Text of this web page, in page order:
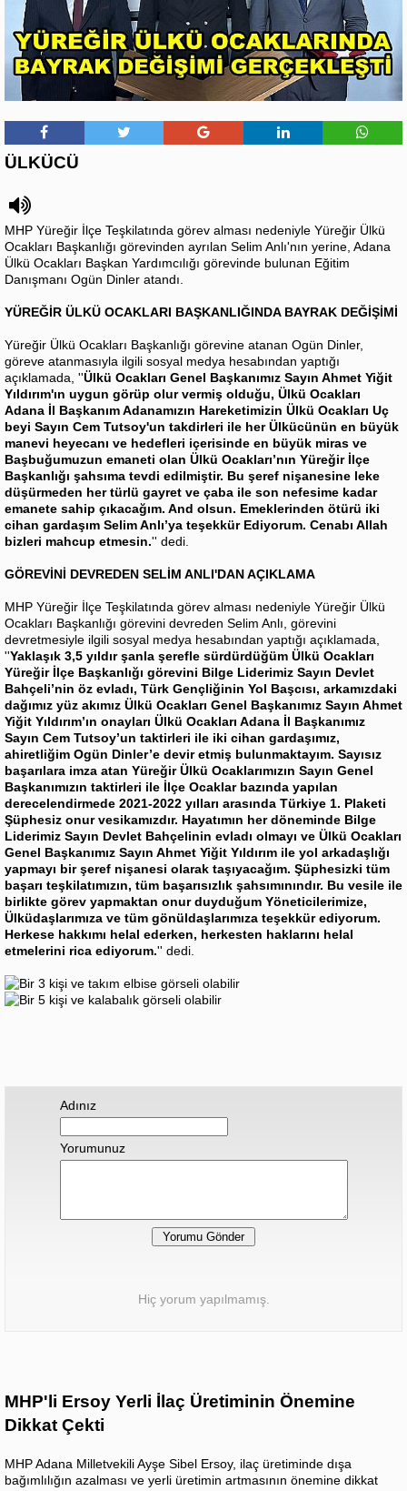
ÜLKÜCÜ
MHP Yüreğir İlçe Teşkilatında görev alması nedeniyle Yüreğir Ülkü
Ocakları Başkanlığı görevinden ayrılan Selim Anlı'nın yerine, Adana
Ülkü Ocakları Başkan Yardımcılığı görevinde bulunan Eğitim
Danışmanı Ogün Dinler atandı.
YÜREĞİR ÜLKÜ OCAKLARI BAŞKANLIĞINDA BAYRAK DEĞİŞİMİ
Yüreğir Ülkü Ocakları Başkanlığı görevine atanan Ogün Dinler,
göreve atanmasıyla ilgili sosyal medya hesabından yaptığı
açıklamada, ''Ülkü Ocakları Genel Başkanımız Sayın Ahmet Yiğit
Yıldırım'ın uygun görüp olur vermiş olduğu, Ülkü Ocakları
Adana İl Başkanım Adanamızın Hareketimizin Ülkü Ocakları Uç
beyi Sayın Cem Tutsoy'un takdirleri ile her Ülkücünün en büyük
manevi heyecanı ve hedefleri içerisinde en büyük miras ve
Başbuğumuzun emaneti olan Ülkü Ocakları’nın Yüreğir İlçe
Başkanlığı şahsıma tevdi edilmiştir. Bu şeref nişanesine leke
düşürmeden her türlü gayret ve çaba ile son nefesime kadar
emanete sahip çıkacağım. And olsun. Emeklerinden ötürü iki
cihan gardaşım Selim Anlı’ya teşekkür Ediyorum. Cenabı Allah
bizleri mahcup etmesin.'' dedi.
GÖREVİNİ DEVREDEN SELİM ANLI'DAN AÇIKLAMA
MHP Yüreğir İlçe Teşkilatında görev alması nedeniyle Yüreğir Ülkü
Ocakları Başkanlığı görevini devreden Selim Anlı, görevini
devretmesiyle ilgili sosyal medya hesabından yaptığı açıklamada,
''Yaklaşık 3,5 yıldır şanla şerefle sürdürdüğüm Ülkü Ocakları
Yüreğir İlçe Başkanlığı görevini Bilge Liderimiz Sayın Devlet
Bahçeli’nin öz evladı, Türk Gençliğinin Yol Başcısı, arkamızdaki
dağımız yüz akımız Ülkü Ocakları Genel Başkanımız Sayın Ahmet
Yiğit Yıldırım’ın onayları Ülkü Ocakları Adana İl Başkanımız
Sayın Cem Tutsoy’un taktirleri ile iki cihan gardaşımız,
ahiretliğim Ogün Dinler’e devir etmiş bulunmaktayım. Sayısız
başarılara imza atan Yüreğir Ülkü Ocaklarımızın Sayın Genel
Başkanımızın taktirleri ile İlçe Ocaklar bazında yapılan
derecelendirmede 2021-2022 yılları arasında Türkiye 1. Plaketi
Şüphesiz onur vesikamızdır. Hayatımın her döneminde Bilge
Liderimiz Sayın Devlet Bahçelinin evladı olmayı ve Ülkü Ocakları
Genel Başkanımız Sayın Ahmet Yiğit Yıldırım ile yol arkadaşlığı
yapmayı bir şeref nişanesi olarak taşıyacağım. Şüphesizki tüm
başarı teşkilatımızın, tüm başarısızlık şahsımınındır. Bu vesile ile
birlikte görev yapmaktan onur duyduğum Yöneticilerimize,
Ülküdaşlarımıza ve tüm gönüldaşlarımıza teşekkür ediyorum.
Herkese hakkımı helal ederken, herkesten haklarını helal
etmelerini rica ediyorum.'' dedi.
Adınız
Yorumunuz
Hiç yorum yapılmamış.
MHP'li Ersoy Yerli İlaç Üretiminin Önemine
Dikkat Çekti
MHP Adana Milletvekili Ayşe Sibel Ersoy, ilaç üretiminde dışa
bağımlılığın azalması ve yerli üretimin artmasının önemine dikkat